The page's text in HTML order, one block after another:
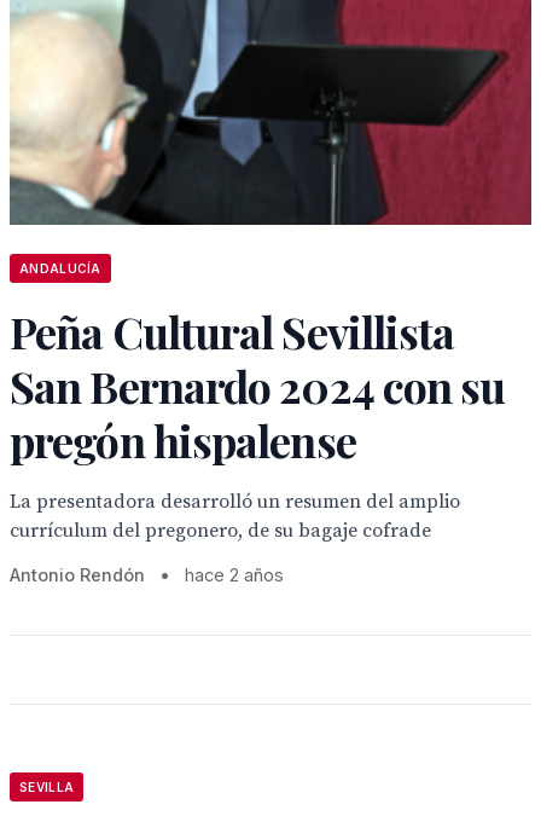
ANDALUCÍA
Peña Cultural Sevillista
San Bernardo 2024 con su
pregón hispalense
La presentadora desarrolló un resumen del amplio
currículum del pregonero, de su bagaje cofrade
Antonio Rendón • hace 2 años
SEVILLA